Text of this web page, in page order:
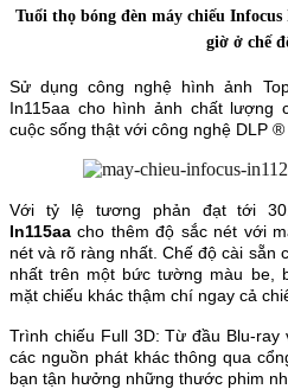
Tuổi thọ bóng đèn máy chiếu Infocus
giờ ở chế
Sử dụng công nghệ hình ảnh
In115aa cho hình ảnh chất lượng
cuộc sống thật với công nghệ DLP
Với tỷ lệ tương phản đạt tới
In115aa cho thêm độ sắc nét với
nét và rõ ràng nhất. Chế độ cài sẵn
nhất trên một bức tường màu be,
mặt chiếu khác thậm chí ngay cả
Trình chiếu Full 3D: Từ đầu Blu-
các nguồn phát khác thông qua
bạn tận hưởng những thước phim